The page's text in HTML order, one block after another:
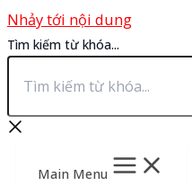
Nhảy tới nội dung
Tìm kiếm từ khóa...
Main Menu